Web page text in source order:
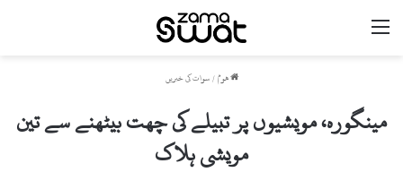
ھوم / سوات کی خبریں
مینگورہ، مویشیوں پر تبیلے کی چھت بیٹھنے سے تین
مویشی ہلاک